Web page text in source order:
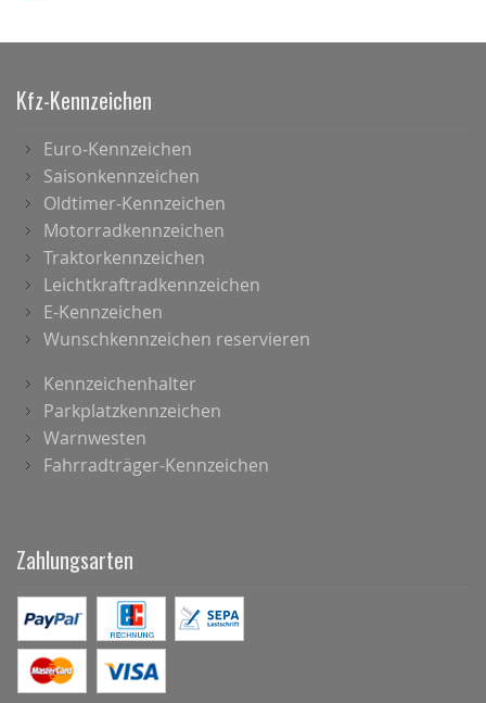
Kfz-Kennzeichen
Euro-Kennzeichen
Saisonkennzeichen
Oldtimer-Kennzeichen
Motorradkennzeichen
Traktorkennzeichen
Leichtkraftradkennzeichen
E-Kennzeichen
Wunschkennzeichen reservieren
Kennzeichenhalter
Parkplatzkennzeichen
Warnwesten
Fahrradträger-Kennzeichen
Zahlungsarten